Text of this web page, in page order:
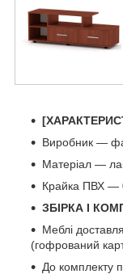
Виробник —
Матеріал —
Крайка ПВХ —
ЗБІРКА І
Меблі
(гофрований
До комплекту